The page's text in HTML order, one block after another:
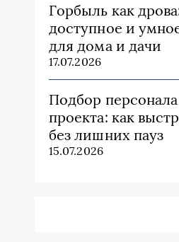
Горбыль как
доступное и
для дома и дачи
17.07.2026
Подбор
проекта: как
без лишних пауз
15.07.2026